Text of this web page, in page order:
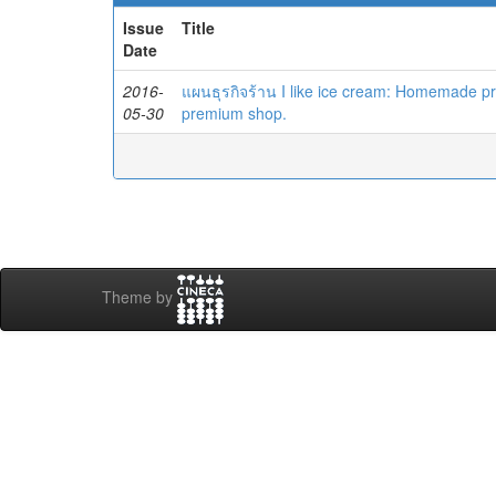
Issue
Date
Title
2016-
05-30
แผนธุรกิจร้าน I like ice cream: Homemade
premium shop.
Theme by